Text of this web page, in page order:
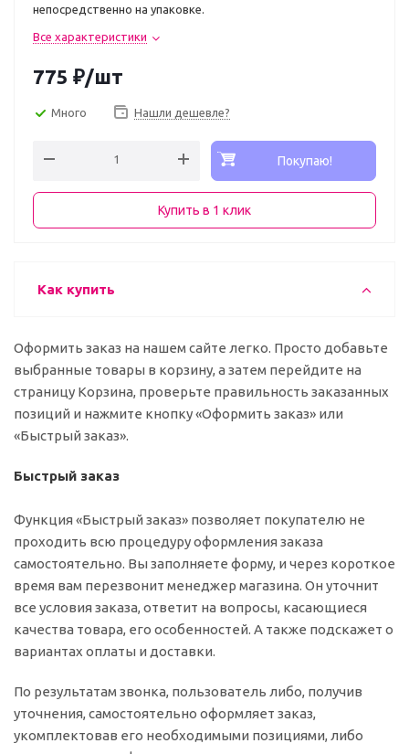
непосредственно на упаковке.
Все характеристики
775 ₽/шт
Много Нашли дешевле?
Покупаю!
Купить в 1 клик
Как купить
Оформить заказ на нашем сайте легко. Просто добавьте
выбранные товары в корзину, а затем перейдите на
страницу Корзина, проверьте правильность заказанных
позиций и нажмите кнопку «Оформить заказ» или
«Быстрый заказ».
Быстрый заказ
Функция «Быстрый заказ» позволяет покупателю не
проходить всю процедуру оформления заказа
самостоятельно. Вы заполняете форму, и через короткое
время вам перезвонит менеджер магазина. Он уточнит
все условия заказа, ответит на вопросы, касающиеся
качества товара, его особенностей. А также подскажет о
вариантах оплаты и доставки.
По результатам звонка, пользователь либо, получив
уточнения, самостоятельно оформляет заказ,
укомплектовав его необходимыми позициями, либо